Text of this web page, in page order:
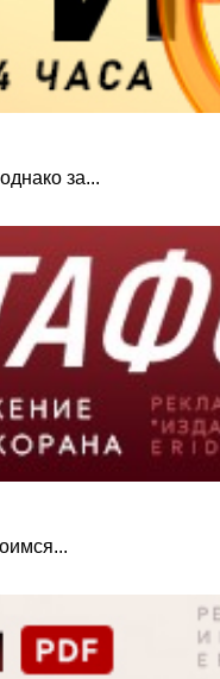
за...